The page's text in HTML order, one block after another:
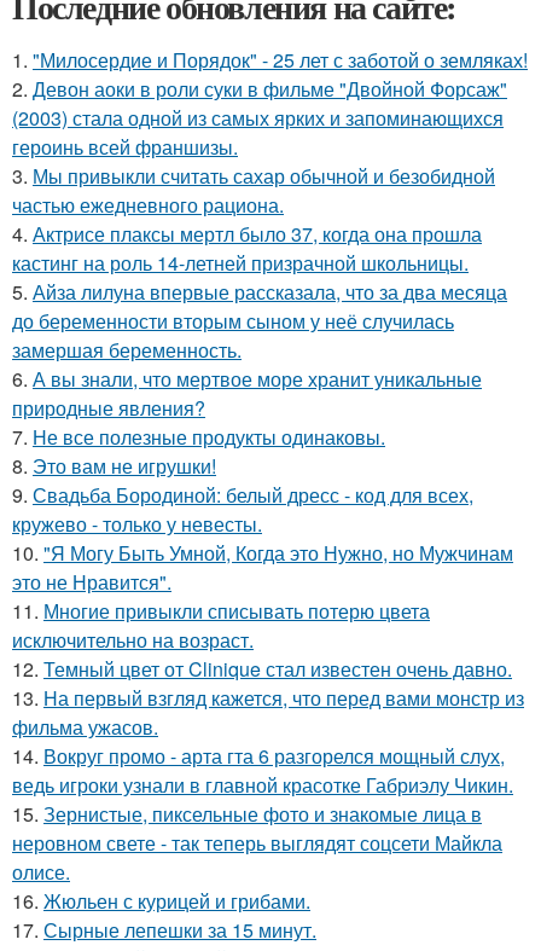
1. "Милосердие и Порядок" - 25 лет с заботой о земляках!
2. Девон аоки в роли суки в фильме "Двойной Форсаж"
(2003) стала одной из самых ярких и запоминающихся
героинь всей франшизы.
3. Мы привыкли считать сахар обычной и безобидной
частью ежедневного рациона.
4. Актрисе плаксы мертл было 37, когда она прошла
кастинг на роль 14-летней призрачной школьницы.
5. Айза лилуна впервые рассказала, что за два месяца
до беременности вторым сыном у неё случилась
замершая беременность.
6. А вы знали, что мертвое море хранит уникальные
природные явления?
7. Не все полезные продукты одинаковы.
8. Это вам не игрушки!
9. Свадьба Бородиной: белый дресс - код для всех,
кружево - только у невесты.
10. "Я Могу Быть Умной, Когда это Нужно, но Мужчинам
это не Нравится".
11. Многие привыкли списывать потерю цвета
исключительно на возраст.
12. Темный цвет от Clinique стал известен очень давно.
13. На первый взгляд кажется, что перед вами монстр из
фильма ужасов.
14. Вокруг промо - арта гта 6 разгорелся мощный слух,
ведь игроки узнали в главной красотке Габриэлу Чикин.
15. Зернистые, пиксельные фото и знакомые лица в
неровном свете - так теперь выглядят соцсети Майкла
олисе.
16. Жюльен с курицей и грибами.
17. Сырные лепешки за 15 минут.